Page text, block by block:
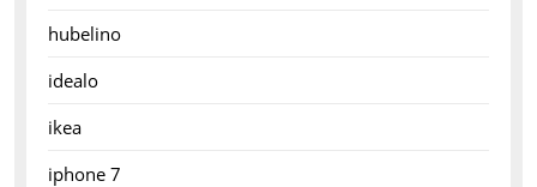
hubelino
idealo
ikea
iphone 7